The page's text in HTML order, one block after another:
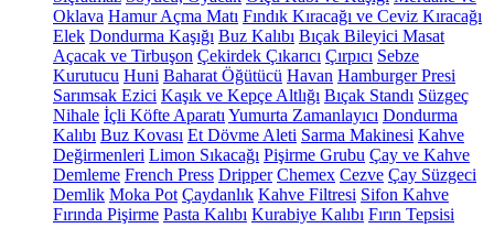
Oklava Hamur Açma Matı Fındık Kıracağı ve Ceviz Kıracağı
Elek Dondurma Kaşığı Buz Kalıbı Bıçak Bileyici Masat
Açacak ve Tirbuşon Çekirdek Çıkarıcı Çırpıcı Sebze
Kurutucu Huni Baharat Öğütücü Havan Hamburger Presi
Sarımsak Ezici Kaşık ve Kepçe Altlığı Bıçak Standı Süzgeç
Nihale İçli Köfte Aparatı Yumurta Zamanlayıcı Dondurma
Kalıbı Buz Kovası Et Dövme Aleti Sarma Makinesi Kahve
Değirmenleri Limon Sıkacağı Pişirme Grubu Çay ve Kahve
Demleme French Press Dripper Chemex Cezve Çay Süzgeci
Demlik Moka Pot Çaydanlık Kahve Filtresi Sifon Kahve
Fırında Pişirme Pasta Kalıbı Kurabiye Kalıbı Fırın Tepsisi